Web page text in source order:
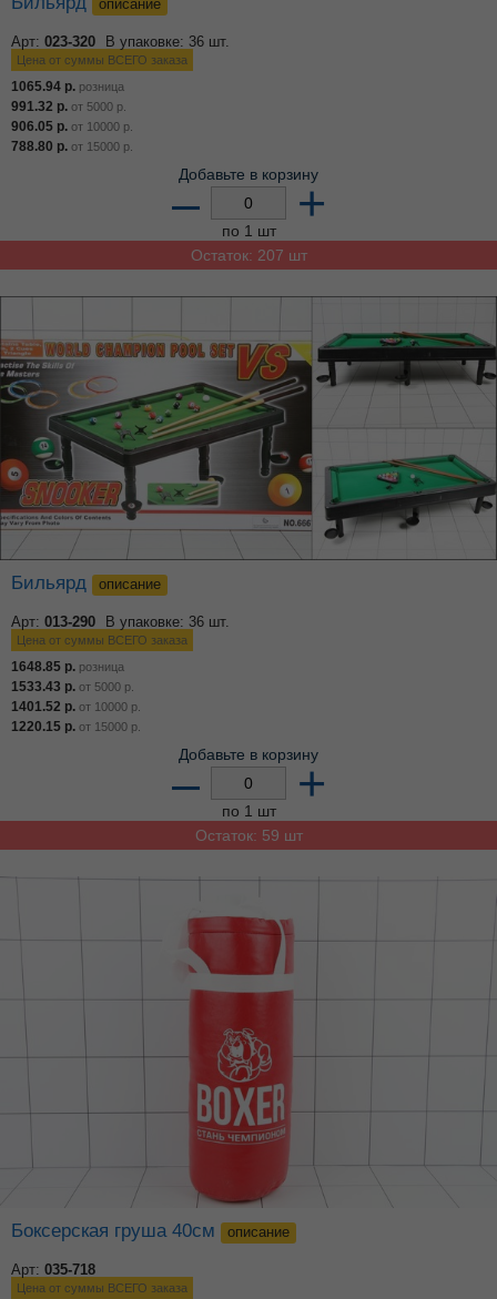
описание
Арт: 023-320 В упаковке: 36 шт.
Цена от суммы ВСЕГО заказа
1065.94 р. розница
991.32 р. от 5000 р.
906.05 р. от 10000 р.
788.80 р. от 15000 р.
Добавьте в корзину
– +
по 1 шт
Остаток: 207 шт
Бильярд описание
Арт: 013-290 В упаковке: 36 шт.
Цена от суммы ВСЕГО заказа
1648.85 р. розница
1533.43 р. от 5000 р.
1401.52 р. от 10000 р.
1220.15 р. от 15000 р.
Добавьте в корзину
– +
по 1 шт
Остаток: 59 шт
Боксерская груша 40см описание
Арт: 035-718
Цена от суммы ВСЕГО заказа